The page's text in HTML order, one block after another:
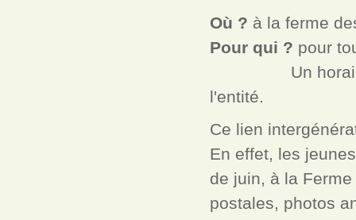
Où ? à la ferme
Pour qui ? pour
Un horaire
l'entité.
Ce lien
En effet, les
de juin, à la
postales, photos